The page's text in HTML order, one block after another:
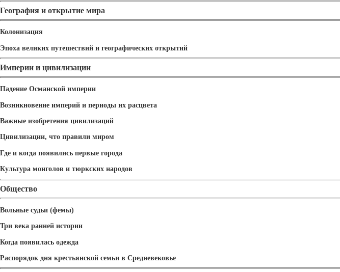
География и открытие мира
Колонизация
Эпоха великих путешествий и географических открытий
Империи и цивилизации
Падение Османской империи
Возникновение империй и периоды их расцвета
Важные изобретения цивилизаций
Цивилизации, что правили миром
Где и когда появились первые города
Культура монголов и тюркских народов
Общество
Вольные судьи (фемы)
Три века ранней истории
Когда появилась одежда
Распорядок дня крестьянской семьи в Средневековье